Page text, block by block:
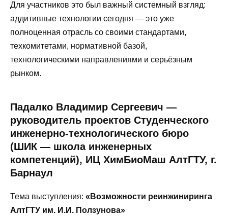
Для участников это был важный системный взгляд:
аддитивные технологии сегодня — это уже
полноценная отрасль со своими стандартами,
техкомитетами, нормативной базой,
технологическими направлениями и серьёзным
рынком.
Падалко Владимир Сергеевич —
руководитель проектов Студенческого
инженерно-технологического бюро
(ШИК — школа инженерных
компетенций), ИЦ ХимБиоМаш АлтГТУ, г.
Барнаул
Тема выступления: «Возможности реинжиниринга
АлтГТУ им. И.И. Ползунова»